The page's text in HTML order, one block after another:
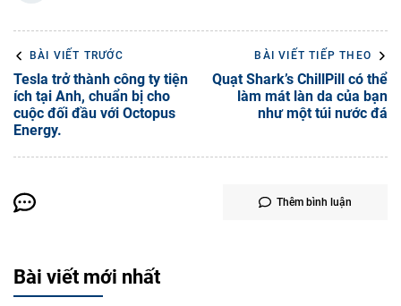
BÀI VIẾT TRƯỚC
Tesla trở thành công ty tiện
ích tại Anh, chuẩn bị cho
cuộc đối đầu với Octopus
Energy.
BÀI VIẾT TIẾP THEO
Quạt Shark’s ChillPill có thể
làm mát làn da của bạn
như một túi nước đá
Thêm bình luận
Bài viết mới nhất